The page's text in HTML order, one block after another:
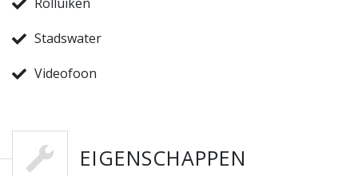
Stadswater
Videofoon
EIGENSCHAPPEN